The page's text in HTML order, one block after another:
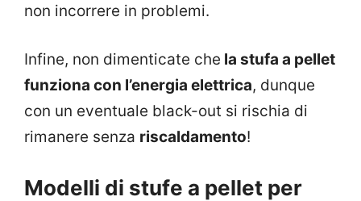
non incorrere in problemi.
Infine, non dimenticate che la stufa a pellet
funziona con l’energia elettrica, dunque
con un eventuale black-out si rischia di
rimanere senza riscaldamento!
Modelli di stufe a pellet per